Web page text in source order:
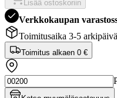
Lisää ostoskoriin
Verkkokaupan
Toimitusaika 3-5
Toimitus alkaen 0 €